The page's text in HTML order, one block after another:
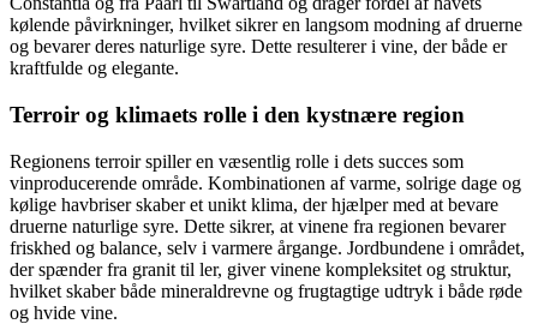
kølende påvirkninger, hvilket sikrer en langsom modning af druerne
og bevarer deres naturlige syre. Dette resulterer i vine, der både er
kraftfulde og elegante.
Terroir og klimaets rolle i den kystnære region
Regionens terroir spiller en væsentlig rolle i dets succes som
vinproducerende område. Kombinationen af varme, solrige dage og
kølige havbriser skaber et unikt klima, der hjælper med at bevare
druerne naturlige syre. Dette sikrer, at vinene fra regionen bevarer
friskhed og balance, selv i varmere årgange. Jordbundene i området,
der spænder fra granit til ler, giver vinene kompleksitet og struktur,
hvilket skaber både mineraldrevne og frugtagtige udtryk i både røde
og hvide vine.